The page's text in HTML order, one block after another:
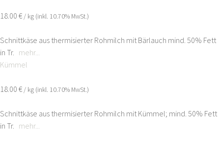
18.00 € / kg (inkl. 10.70% MwSt.)
Schnittkäse aus thermisierter Rohmilch mit Bärlauch mind. 50% Fett
in Tr. mehr...
Kümmel
18.00 € / kg (inkl. 10.70% MwSt.)
Schnittkäse aus thermisierter Rohmilch mit Kümmel; mind. 50% Fett
in Tr. mehr...